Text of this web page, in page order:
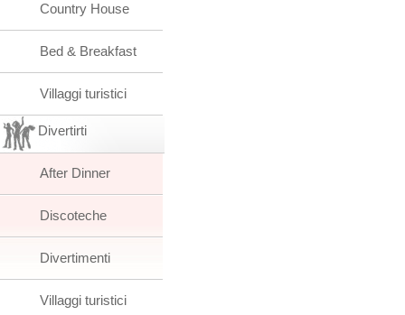
Country House
Bed & Breakfast
Villaggi turistici
Divertirti
After Dinner
Discoteche
Divertimenti
Villaggi turistici